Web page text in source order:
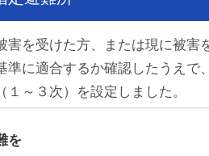
害を受けた方、または現に被害
準に適合するか確認したうえ
１～３次）を設定しました。
を